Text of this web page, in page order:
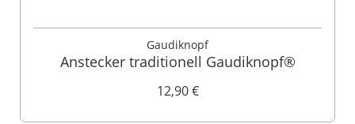
Gaudiknopf
Anstecker traditionell Gaudiknopf®
12,90 €